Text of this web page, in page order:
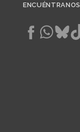
ENCUÉNTRANOS